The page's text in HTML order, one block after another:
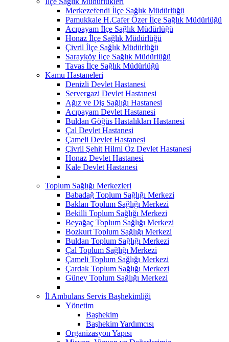
Merkezefendi İlçe Sağlık Müdürlüğü
Pamukkale H.Cafer Özer İlçe Sağlık Müdürlüğü
Acıpayam İlçe Sağlık Müdürlüğü
Honaz İlçe Sağlık Müdürlüğü
Çivril İlçe Sağlık Müdürlüğü
Sarayköy İlçe Sağlık Müdürlüğü
Tavas İlçe Sağlık Müdürlüğü
Kamu Hastaneleri
Denizli Devlet Hastanesi
Servergazi Devlet Hastanesi
Ağız ve Diş Sağlığı Hastanesi
Acıpayam Devlet Hastanesi
Buldan Göğüs Hastalıkları Hastanesi
Çal Devlet Hastanesi
Çameli Devlet Hastanesi
Çivril Şehit Hilmi Öz Devlet Hastanesi
Honaz Devlet Hastanesi
Kale Devlet Hastanesi
Toplum Sağlığı Merkezleri
Babadağ Toplum Sağlığı Merkezi
Baklan Toplum Sağlığı Merkezi
Bekilli Toplum Sağlığı Merkezi
Beyağaç Toplum Sağlığı Merkezi
Bozkurt Toplum Sağlığı Merkezi
Buldan Toplum Sağlığı Merkezi
Çal Toplum Sağlığı Merkezi
Çameli Toplum Sağlığı Merkezi
Çardak Toplum Sağlığı Merkezi
Güney Toplum Sağlığı Merkezi
İl Ambulans Servis Başhekimliği
Yönetim
Başhekim
Başhekim Yardımcısı
Organizasyon Yapısı